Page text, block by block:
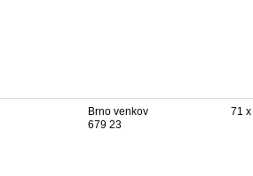
Brno venkov
679 23
71 x